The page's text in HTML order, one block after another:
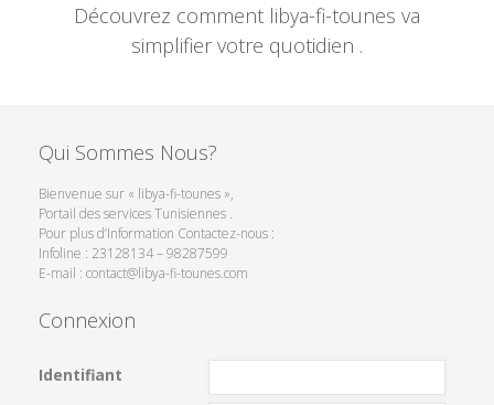
Découvrez comment libya-fi-tounes va
simplifier votre quotidien .
Qui Sommes Nous?
Bienvenue sur « libya-fi-tounes »,
Portail des services Tunisiennes .
Pour plus d’Information Contactez-nous :
Infoline : 23128134 – 98287599
E-mail : contact@libya-fi-tounes.com
Connexion
Identifiant